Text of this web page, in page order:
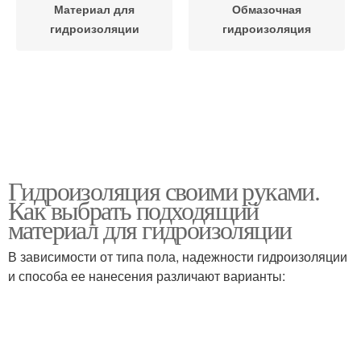
Материал для
гидроизоляции
Обмазочная
гидроизоляция
Гидроизоляция своими руками.
Как выбрать подходящий
материал для гидроизоляции
В зависимости от типа пола, надежности гидроизоляции
и способа ее нанесения различают варианты: